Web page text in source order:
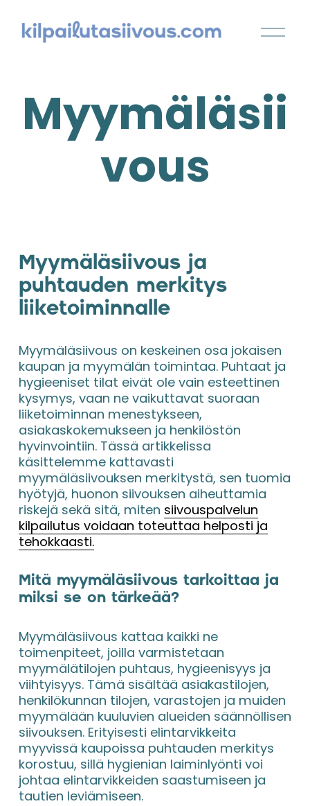
Myymäläsii
vous
Myymäläsiivous ja
puhtauden merkitys
liiketoiminnalle
Myymäläsiivous on keskeinen osa jokaisen
kaupan ja myymälän toimintaa. Puhtaat ja
hygieeniset tilat eivät ole vain esteettinen
kysymys, vaan ne vaikuttavat suoraan
liiketoiminnan menestykseen,
asiakaskokemukseen ja henkilöstön
hyvinvointiin. Tässä artikkelissa
käsittelemme kattavasti
myymäläsiivouksen merkitystä, sen tuomia
hyötyjä, huonon siivouksen aiheuttamia
riskejä sekä sitä, miten siivouspalvelun
kilpailutus voidaan toteuttaa helposti ja
tehokkaasti.
Mitä myymäläsiivous tarkoittaa ja
miksi se on tärkeää?
Myymäläsiivous kattaa kaikki ne
toimenpiteet, joilla varmistetaan
myymälätilojen puhtaus, hygieenisyys ja
viihtyisyys. Tämä sisältää asiakastilojen,
henkilökunnan tilojen, varastojen ja muiden
myymälään kuuluvien alueiden säännöllisen
siivouksen. Erityisesti elintarvikkeita
myyvissä kaupoissa puhtauden merkitys
korostuu, sillä hygienian laiminlyönti voi
johtaa elintarvikkeiden saastumiseen ja
tautien leviämiseen.